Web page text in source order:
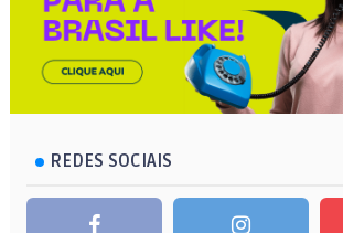
REDES SOCIAIS